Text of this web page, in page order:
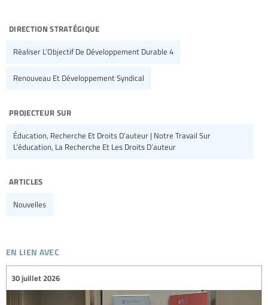
direction stratégique
Réaliser L’Objectif De Développement Durable 4
Renouveau Et Développement Syndical
projecteur sur
Éducation, Recherche Et Droits D’auteur | Notre Travail Sur
L’éducation, La Recherche Et Les Droits D’auteur
articles
Nouvelles
en lien avec
30 juillet 2026